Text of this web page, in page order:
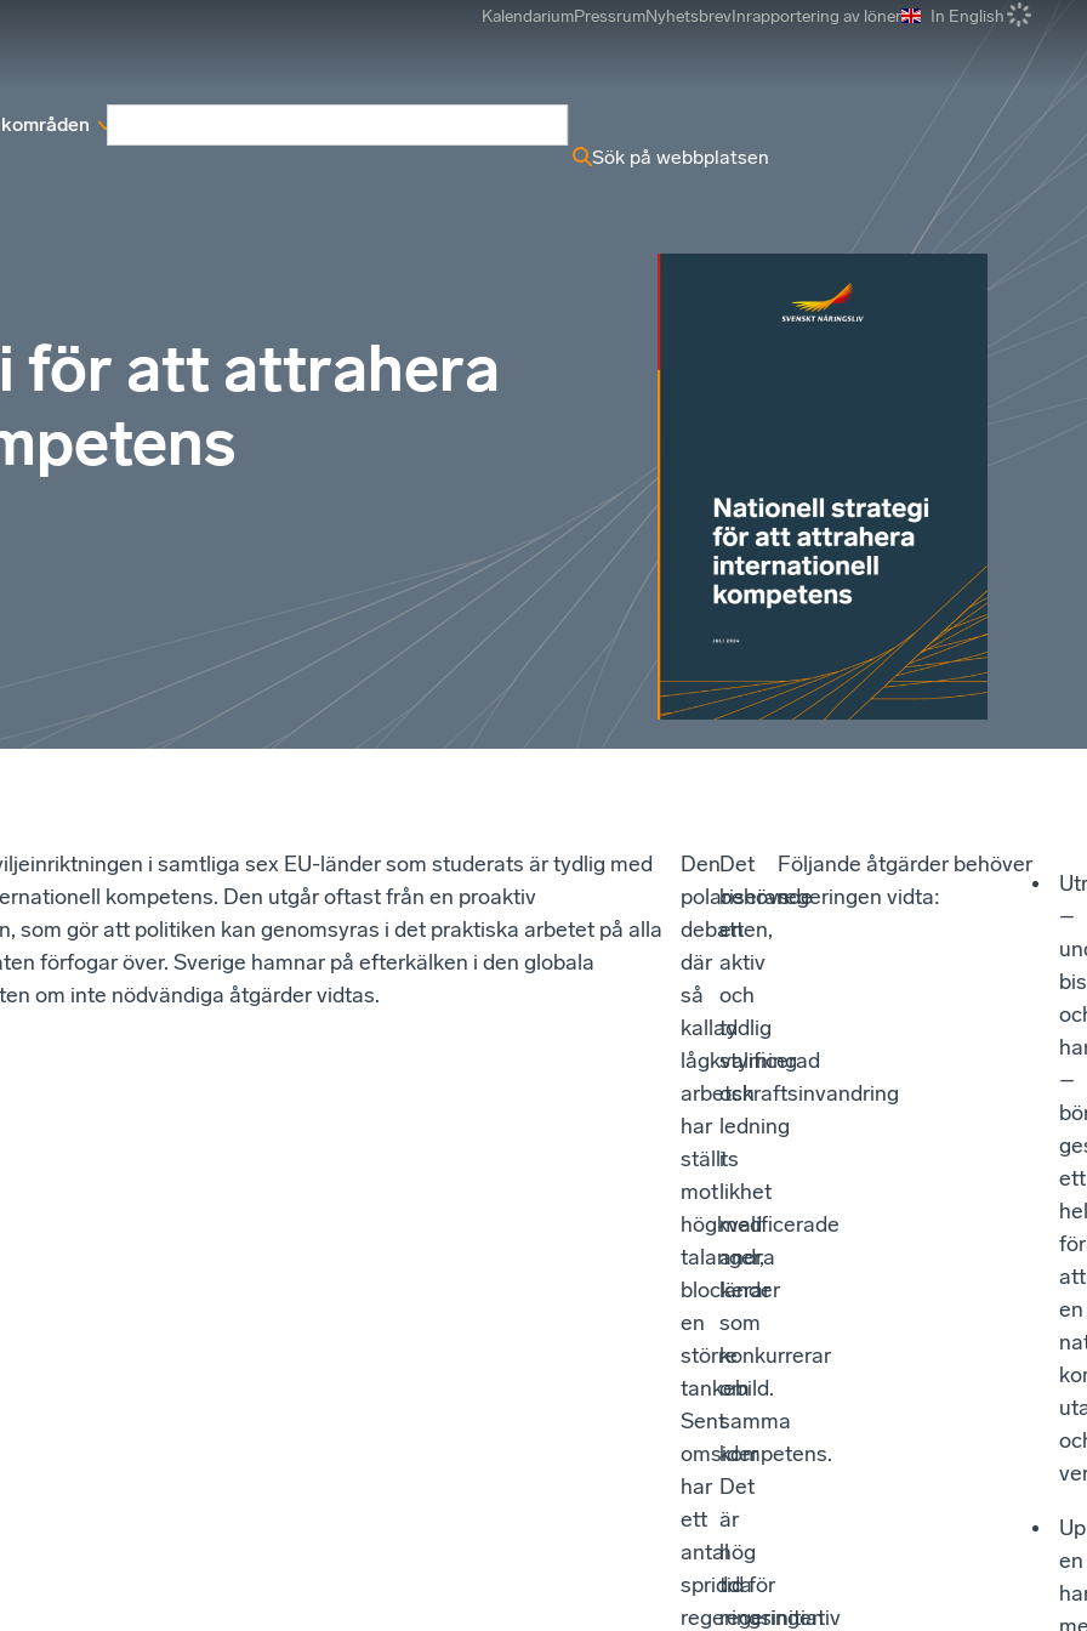
KalendariumPressrumNyhetsbrevInrapportering av löner In English
Sök på webbplatsen
för att attrahera
i samtliga sex EU-länder som studerats är tydlig med
kompetens. Den utgår oftast från en proaktiv
som gör att politiken kan genomsyras i det praktiska arbetet på alla
förfogar över. Sverige hamnar på efterkälken i den globala
om inte nödvändiga åtgärder vidtas.
Den
polariserande
debatten,
där
så
kallad
lågkvalificerad
arbetskraftsinvandring
har
ställts
mot
högkvalificerade
talanger,
blockerar
en
större
tankebild.
Sent
omsider
har
ett
antal
spridda
regeringsinitiativ
Det
behövs
en
aktiv
och
tydlig
styrning
och
ledning
i
likhet
med
andra
länder
som
konkurrerar
om
samma
kompetens.
Det
är
hög
tid för
regeringen
Följande åtgärder behöver
regeringen vidta:
–
–
ett
för
att
en
en